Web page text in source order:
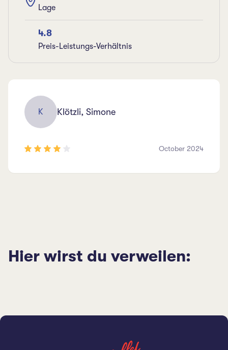
Lage
4.8
Preis-Leistungs-Verhältnis
K Klötzli, Simone
October 2024
Hier wirst du verweilen: